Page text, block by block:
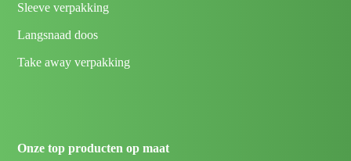
Sleeve verpakking
Langsnaad doos
Take away verpakking
Onze top producten op maat